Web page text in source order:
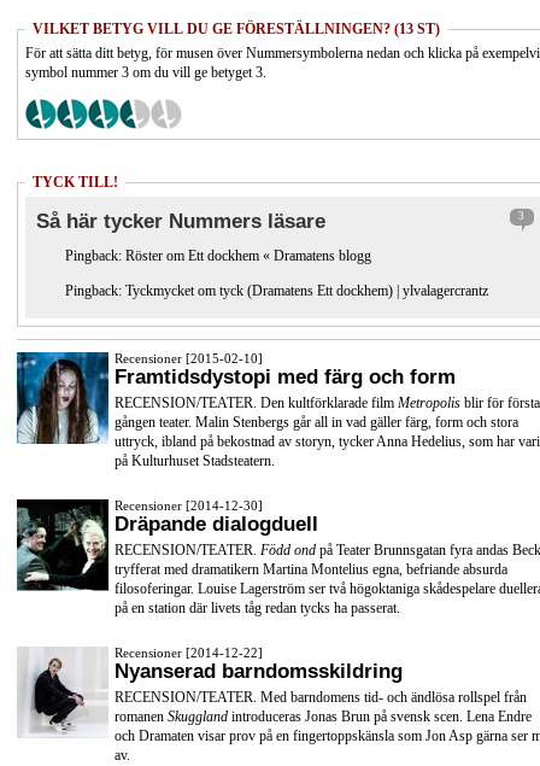
VILKET BETYG VILL DU GE FÖRESTÄLLNINGEN? (13 ST)
För att sätta ditt betyg, för musen över Nummersymbolerna nedan och klicka på
symbol nummer 3 om du vill ge betyget 3.
TYCK TILL!
Så här tycker Nummers läsare 3
Pingback: Röster om Ett dockhem « Dramatens blogg
Pingback: Tyckmycket om tyck (Dramatens Ett dockhem) | ylvalagercrantz
Recensioner [2015-02-10]
Framtidsdystopi med färg och form
RECENSION/TEATER. Den kultförklarade film Metropolis blir för första
gången teater. Malin Stenbergs går all in vad gäller färg, form och stora
uttryck, ibland på bekostnad av storyn, tycker Anna Hedelius, som har
på Kulturhuset Stadsteatern.
Recensioner [2014-12-30]
Dräpande dialogduell
RECENSION/TEATER. Född ond på Teater Brunnsgatan fyra andas
tryfferat med dramatikern Martina Montelius egna, befriande absurda
filosoferingar. Louise Lagerström ser två högoktaniga skådespelare
på en station där livets tåg redan tycks ha passerat.
Recensioner [2014-12-22]
Nyanserad barndomsskildring
RECENSION/TEATER. Med barndomens tid- och ändlösa rollspel från
romanen Skuggland introduceras Jonas Brun på svensk scen. Lena Endre
och Dramaten visar prov på en fingertoppskänsla som Jon Asp gärna ser
av.